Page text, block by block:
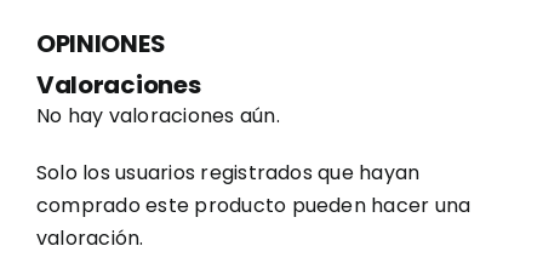
OPINIONES
Valoraciones
No hay valoraciones aún.
Solo los usuarios registrados que hayan
comprado este producto pueden hacer una
valoración.